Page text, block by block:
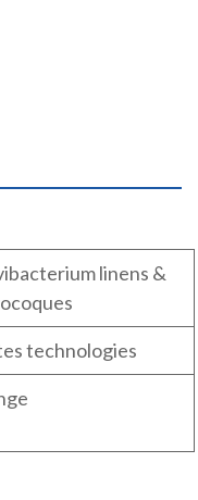
linens &
technologies